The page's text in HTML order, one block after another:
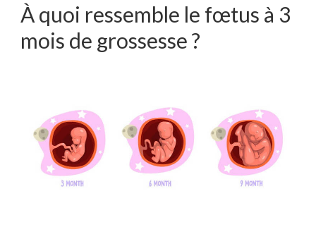
À quoi ressemble le fœtus à 3
mois de grossesse ?